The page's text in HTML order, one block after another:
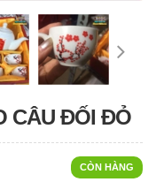
CÂU ĐỐI ĐỎ
CÒN HÀNG